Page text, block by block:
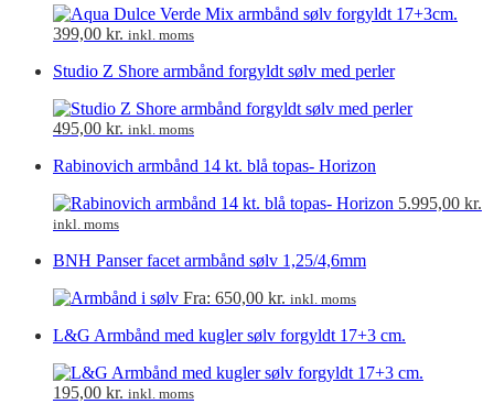
399,00 kr. inkl. moms
Studio Z Shore armbånd forgyldt sølv med perler
495,00 kr. inkl. moms
Rabinovich armbånd 14 kt. blå topas- Horizon
5.995,00 kr.
inkl. moms
BNH Panser facet armbånd sølv 1,25/4,6mm
Fra: 650,00 kr. inkl. moms
L&G Armbånd med kugler sølv forgyldt 17+3 cm.
195,00 kr. inkl. moms